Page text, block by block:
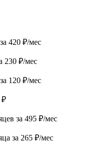
420 ₽/мес
230 ₽/мес
120 ₽/мес
₽
за 495 ₽/мес
за 265 ₽/мес